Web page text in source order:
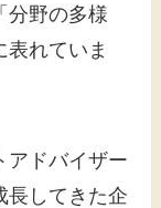
分野の多様
れていま
アドバイザー
長してきた企